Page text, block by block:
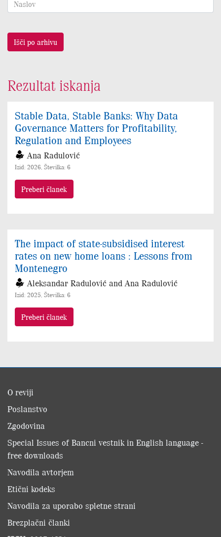
Išči po arhivu
Rezultat iskanja
Stable Data, Stable Banks: Why Data
Governance Matters for Profitability,
Regulation and Employees
Ana Radulović
Izid: 2026, Številka: 6
Preberi članek
The impact of state-subsidised interest
rates on new home loans : Lessons from
Montenegro
Aleksandar Radulović and Ana Radulović
Izid: 2025, Številka: 6
Preberi članek
O reviji
Poslanstvo
Zgodovina
Special Issues of Bancni vestnik in English language -
free downloads
Navodila avtorjem
Etični kodeks
Navodila za uporabo spletne strani
Brezplačni članki